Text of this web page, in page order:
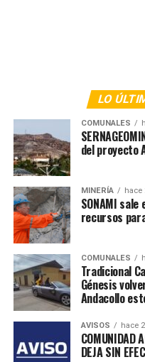
LO
COMUNALES
del proyecto
MINERÍA hace
SONAMI
recursos
COMUNALES
Tradicional
Génesis
Andacollo
AVISOS hace
COMUNIDAD
DEJA SIN